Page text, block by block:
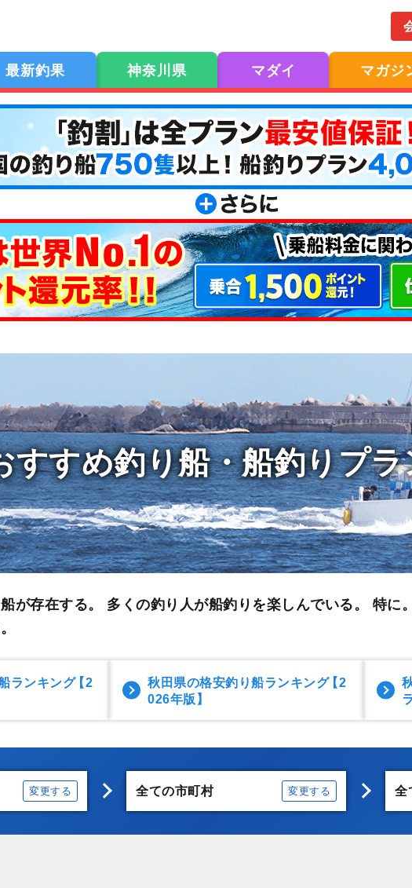
最新釣果 神奈川県 マダイ マガジ
すすめ釣り船・船釣りプラ
が存在する。 多くの釣り人が船釣りを楽しんでいる。 特に
ランキング【2
秋田県の格安釣り船ランキング【2
026年版】
変更する 全ての市町村 変更する 全